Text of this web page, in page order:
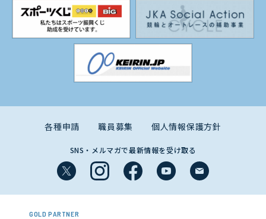
各種申請 職員募集 個人情報保護方針
SNS・メルマガで最新情報を受け取る
GOLD PARTNER